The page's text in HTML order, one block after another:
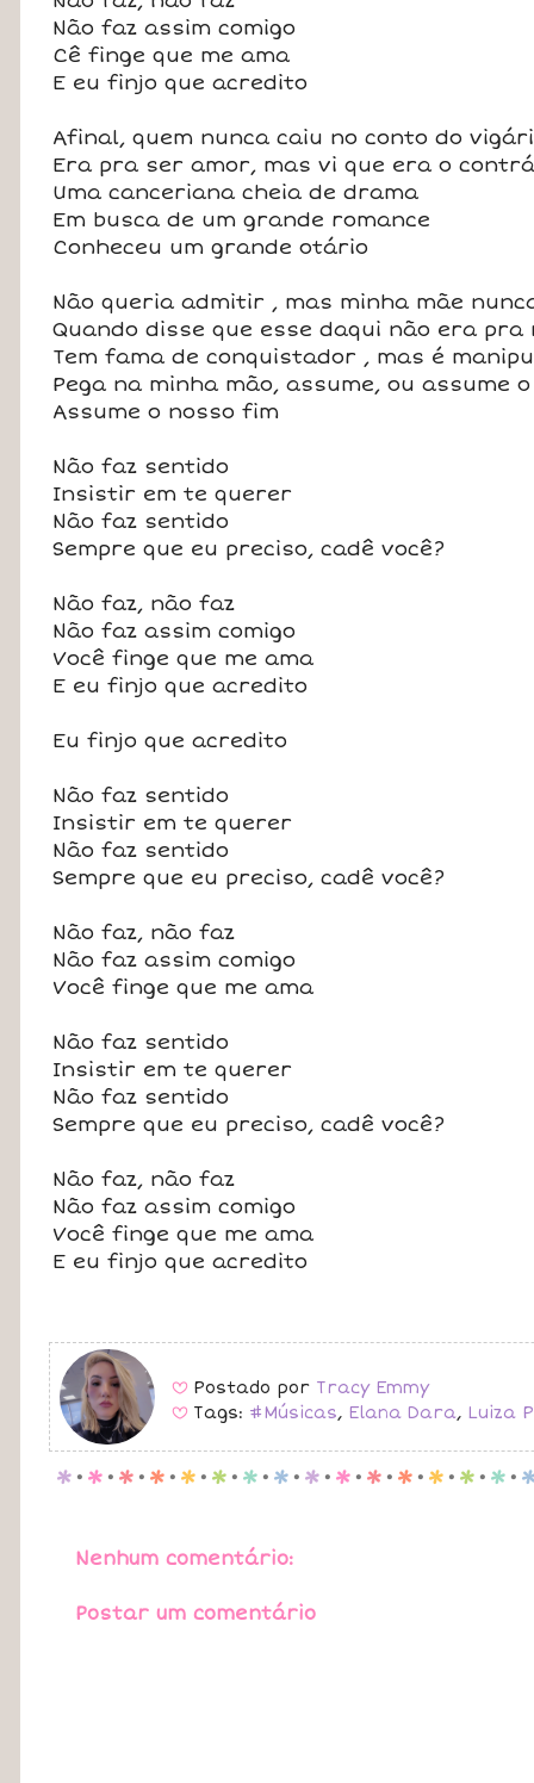
Não faz assim comigo
Cê finge que me ama
E eu finjo que acredito
Afinal, quem nunca caiu no conto do
Era pra ser amor, mas vi que era o
Uma canceriana cheia de drama
Em busca de um grande romance
Conheceu um grande otário
Não queria admitir , mas minha mãe
Quando disse que esse daqui não era pra
Tem fama de conquistador , mas é
Pega na minha mão, assume, ou assume
Assume o nosso fim
Não faz sentido
Insistir em te querer
Não faz sentido
Sempre que eu preciso, cadê você?
Não faz, não faz
Não faz assim comigo
Você finge que me ama
E eu finjo que acredito
Eu finjo que acredito
Não faz sentido
Insistir em te querer
Não faz sentido
Sempre que eu preciso, cadê você?
Não faz, não faz
Não faz assim comigo
Você finge que me ama
Não faz sentido
Insistir em te querer
Não faz sentido
Sempre que eu preciso, cadê você?
Não faz, não faz
Não faz assim comigo
Você finge que me ama
E eu finjo que acredito
B Postado por Tracy Emmy
B Tags: #Músicas, Elana Dara, Luiza
p . p . p . p . p . p . p . p . p . p . p . p . p . p . p .
Nenhum comentário:
Postar um comentário